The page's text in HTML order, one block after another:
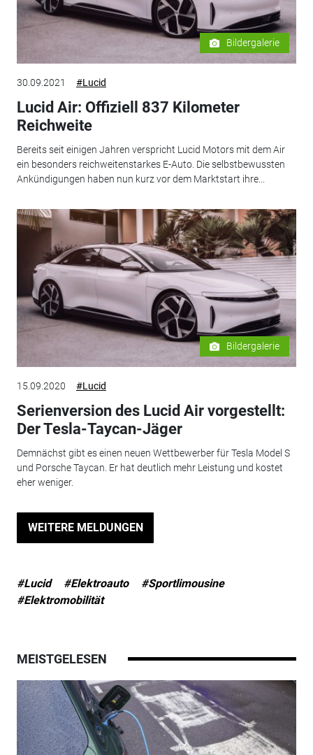
Bildergalerie
30.09.2021 #Lucid
Lucid Air: Offiziell 837 Kilometer
Reichweite
Bereits seit einigen Jahren verspricht Lucid Motors mit dem Air
ein besonders reichweitenstarkes E-Auto. Die selbstbewussten
Ankündigungen haben nun kurz vor dem Marktstart ihre...
Bildergalerie
15.09.2020 #Lucid
Serienversion des Lucid Air vorgestellt:
Der Tesla-Taycan-Jäger
Demnächst gibt es einen neuen Wettbewerber für Tesla Model S
und Porsche Taycan. Er hat deutlich mehr Leistung und kostet
eher weniger.
WEITERE MELDUNGEN
#Lucid #Elektroauto
#Sportlimousine
#Elektromobilität
MEISTGELESEN